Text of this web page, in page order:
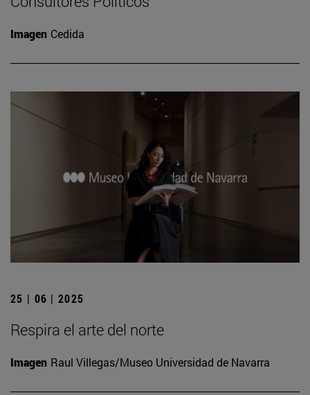
Imagen Cedida
25 | 06 | 2025
Respira el arte del norte
Imagen Raul Villegas/Museo Universidad de Navarra